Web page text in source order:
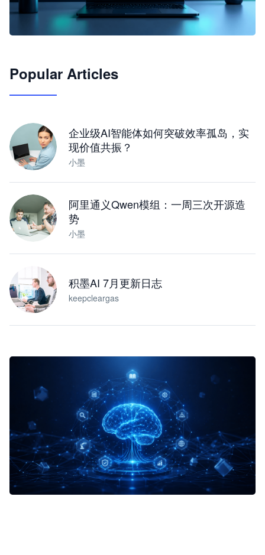
JimoClaw 桌面 AI Agent 工作台
Popular Articles
企业级AI智能体如何突破效率孤岛，实
现价值共振？
小墨
阿里通义Qwen模组：一周三次开源造
势
小墨
积墨AI 7月更新日志
keepcleargas